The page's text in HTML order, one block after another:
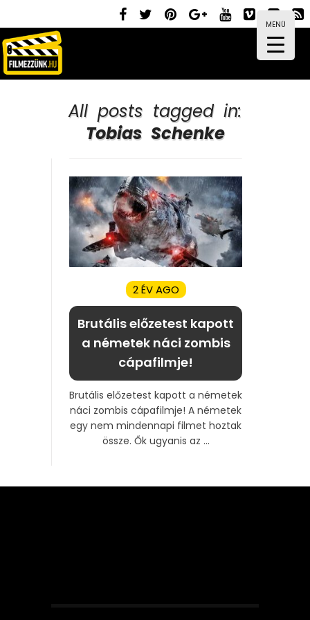
MENÜ
All posts tagged in:
Tobias Schenke
2 ÉV AGO
Brutális előzetest kapott
a németek náci zombis
cápafilmje!
Brutális előzetest kapott a németek
náci zombis cápafilmje! A németek
egy nem mindennapi filmet hoztak
össze. Ők ugyanis az ...